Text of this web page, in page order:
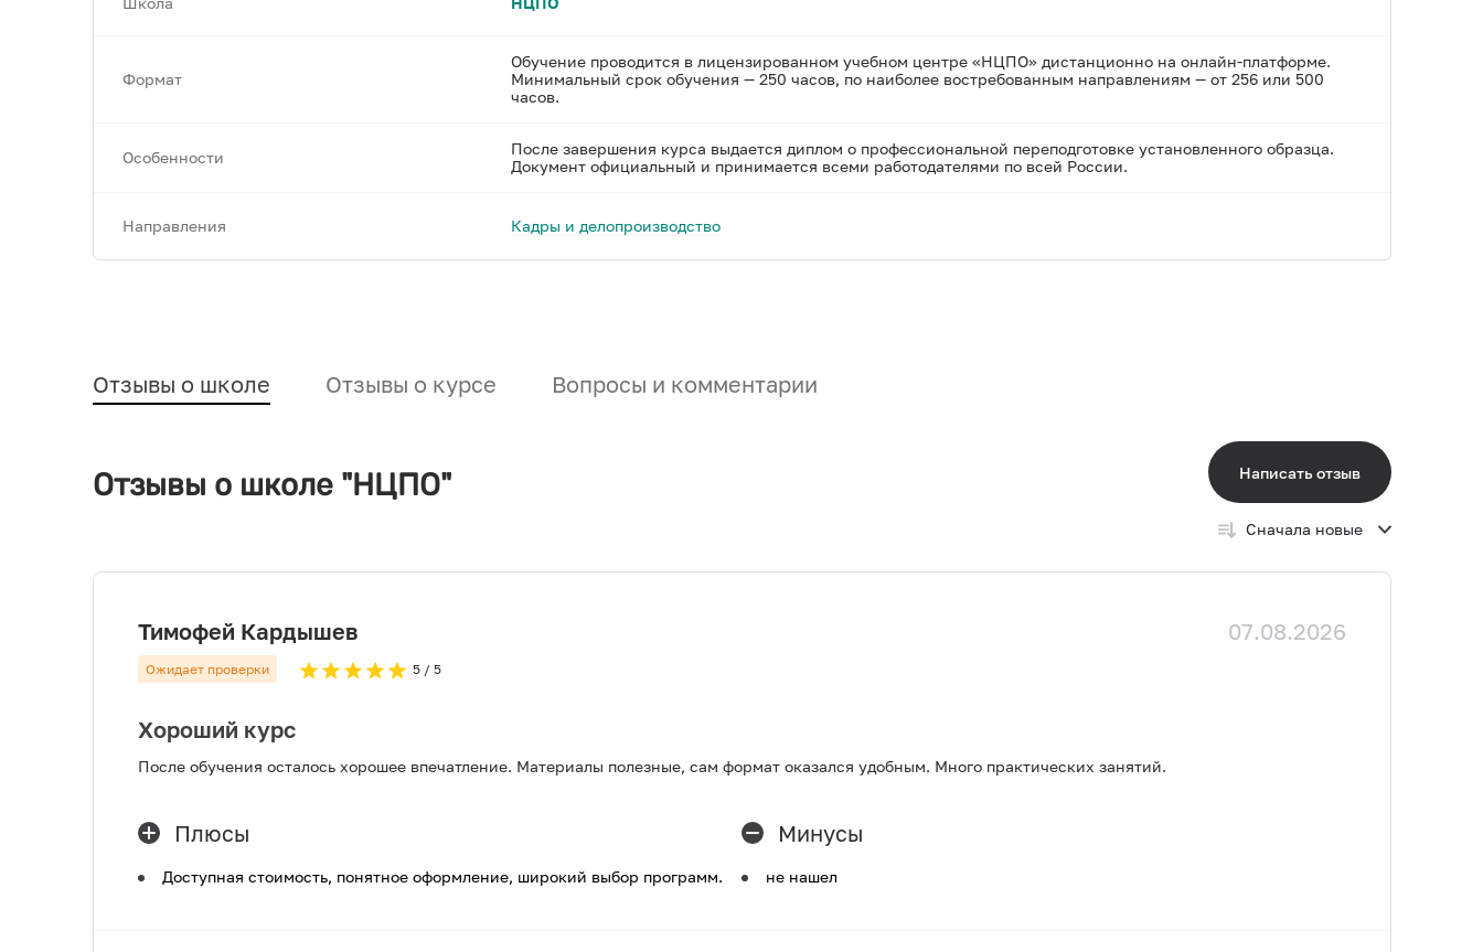
Формат
Обучение проводится в лицензированном учебном центре «НЦПО» дистанционно на онлайн-платформе.
Минимальный срок обучения — 250 часов, по наиболее востребованным направлениям — от 256 или 500
часов.
Особенности
После завершения курса выдается диплом о профессиональной переподготовке установленного образца.
Документ официальный и принимается всеми работодателями по всей России.
Направления Кадры и делопроизводство
Отзывы о школе Отзывы о курсе Вопросы и комментарии
Отзывы о школе "НЦПО" Написать отзыв
Сначала новые
Тимофей Кардышев 07.08.2026
Ожидает проверки 5 / 5
Хороший курс
После обучения осталось хорошее впечатление. Материалы полезные, сам формат оказался удобным. Много практических занятий.
Плюсы
Доступная стоимость, понятное оформление, широкий выбор программ.
Минусы
не нашел